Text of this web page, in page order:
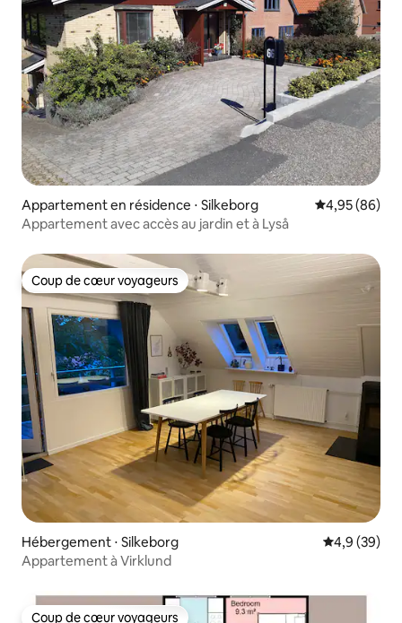
Appartement en résidence ⋅ Silkeborg Évaluation
4,95 (86)
Appartement avec accès au jardin et à Lyså
Coup de cœur voyageurs
Coup de cœur voyageurs
Hébergement ⋅ Silkeborg Évaluation
4,9 (39)
Appartement à Virklund
Coup de cœur voyageurs